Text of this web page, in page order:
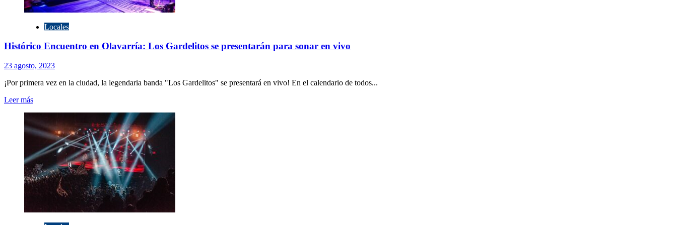
Locales
Histórico Encuentro en Olavarría: Los Gardelitos se presentarán para sonar en vivo
23 agosto, 2023
¡Por primera vez en la ciudad, la legendaria banda "Los Gardelitos" se presentará en vivo! En el calendario de todos...
Leer másLeer
Histórico
Encuentro
Olavarría:
Los
Gardelitos
se
presentarán
sonar